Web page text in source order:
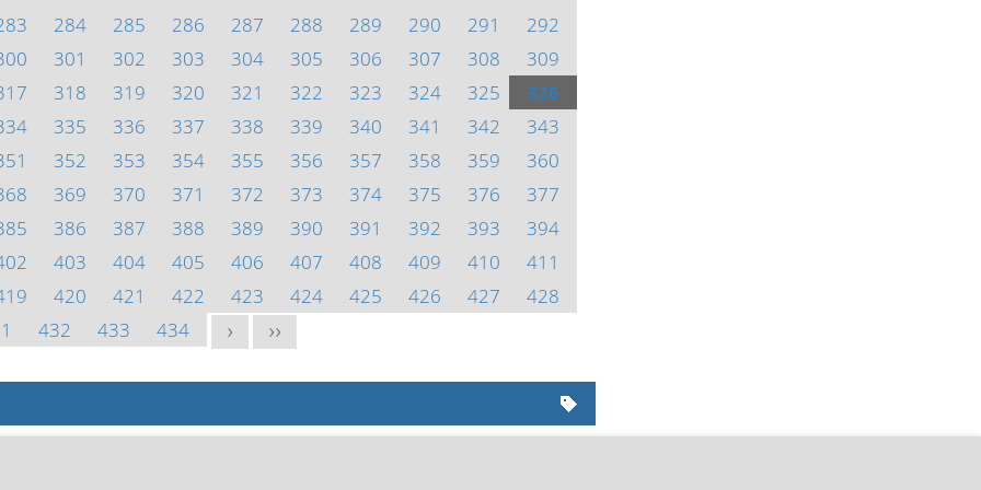
284 285 286 287 288 289 290 291
292
301 302 303 304 305 306 307 308
309
318 319 320 321 322 323 324 325
326
335 336 337 338 339 340 341 342
343
352 353 354 355 356 357 358 359
360
369 370 371 372 373 374 375 376
377
386 387 388 389 390 391 392 393
394
403 404 405 406 407 408 409 410
411
420 421 422 423 424 425 426 427
428
432 433 434 > >>